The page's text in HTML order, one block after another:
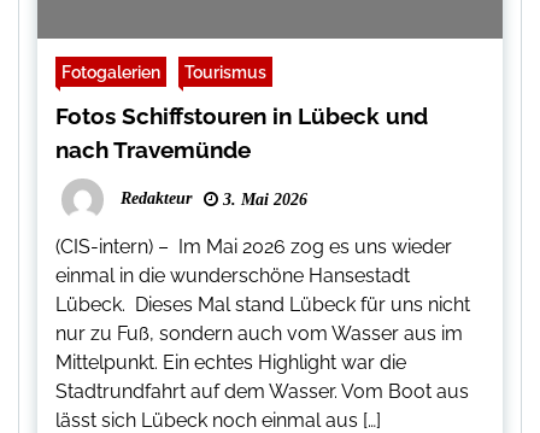
Fotogalerien Tourismus
Fotos Schiffstouren in Lübeck und
nach Travemünde
Redakteur 3. Mai 2026
(CIS-intern) – Im Mai 2026 zog es uns wieder
einmal in die wunderschöne Hansestadt
Lübeck. Dieses Mal stand Lübeck für uns nicht
nur zu Fuß, sondern auch vom Wasser aus im
Mittelpunkt. Ein echtes Highlight war die
Stadtrundfahrt auf dem Wasser. Vom Boot aus
lässt sich Lübeck noch einmal aus […]